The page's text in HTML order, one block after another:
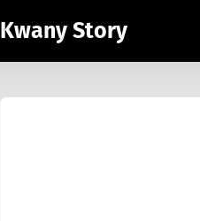
Kwany Story